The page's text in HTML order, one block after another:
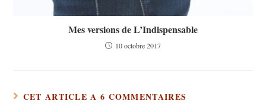
Mes versions de L’Indispensable
10 octobre 2017
CET ARTICLE A 6 COMMENTAIRES